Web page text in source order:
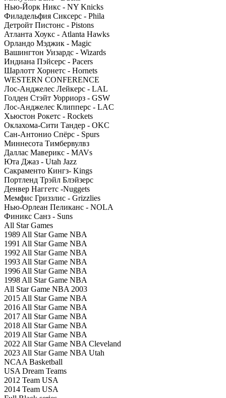
Нью-Йорк Никс - NY Knicks
Филадельфия Сиксерс - Phila
Детройт Пистонс - Pistons
Атланта Хоукс - Atlanta Hawks
Орландо Мэджик - Magic
Вашингтон Уизардс - Wizards
Индиана Пэйсерс - Pacers
Шарлотт Хорнетс - Hornets
WESTERN CONFERENCE
Лос-Анджелес Лейкерс - LAL
Голден Стэйт Уорриорз - GSW
Лос-Анджелес Клипперс - LAC
Хьюстон Рокетс - Rockets
Оклахома-Сити Тандер - OKC
Сан-Антонио Спёрс - Spurs
Миннесота Тимбервулвз
Даллас Маверикс - MAVs
Юта Джаз - Utah Jazz
Сакраменто Кингз- Kings
Портленд Трэйл Блэйзерс
Денвер Наггетс -Nuggets
Мемфис Гриззлис - Grizzlies
Нью-Орлеан Пеликанс - NOLA
Финикс Санз - Suns
All Star Games
1989 All Star Game NBA
1991 All Star Game NBA
1992 All Star Game NBA
1993 All Star Game NBA
1996 All Star Game NBA
1998 All Star Game NBA
All Star Game NBA 2003
2015 All Star Game NBA
2016 All Star Game NBA
2017 All Star Game NBA
2018 All Star Game NBA
2019 All Star Game NBA
2022 All Star Game NBA Cleveland
2023 All Star Game NBA Utah
NCAA Basketball
USA Dream Teams
2012 Team USA
2014 Team USA